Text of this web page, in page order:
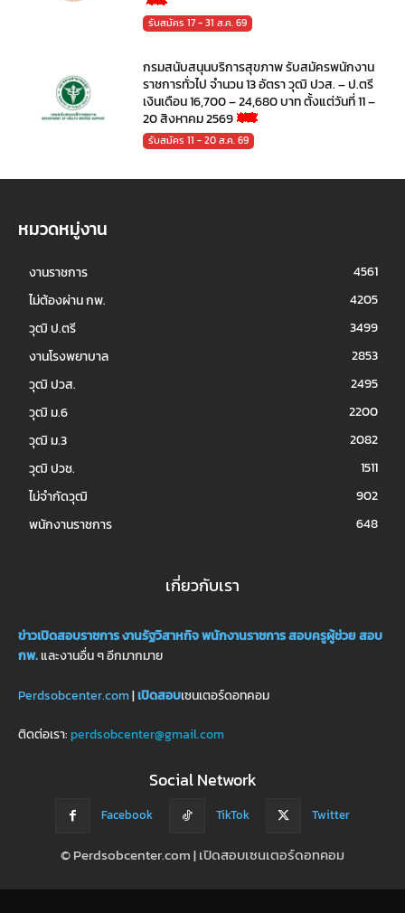
รับสมัคร 17 - 31 ส.ค. 69
กรมสนับสนุนบริการสุขภาพ รับสมัครพนักงาน
ราชการทั่วไป จำนวน 13 อัตรา วุฒิ ปวส. – ป.ตรี
เงินเดือน 16,700 – 24,680 บาท ตั้งแต่วันที่ 11 –
20 สิงหาคม 2569
รับสมัคร 11 - 20 ส.ค. 69
หมวดหมู่งาน
งานราชการ
4561
ไม่ต้องผ่าน กพ.
4205
วุฒิ ป.ตรี
3499
งานโรงพยาบาล
2853
วุฒิ ปวส.
2495
วุฒิ ม.6
2200
วุฒิ ม.3
2082
วุฒิ ปวช.
1511
ไม่จำกัดวุฒิ
902
พนักงานราชการ
648
เกี่ยวกับเรา
ข่าวเปิดสอบราชการงานรัฐวิสาหกิจพนักงานราชการสอบครูผู้ช่วยสอบ
กพ.และงานอื่น ๆ อีกมากมาย
Perdsobcenter.com|เปิดสอบเซนเตอร์ดอทคอม
ติดต่อเรา: perdsobcenter@gmail.com
Social Network
Facebook TikTok Twitter
© Perdsobcenter.com | เปิดสอบเซนเตอร์ดอทคอม